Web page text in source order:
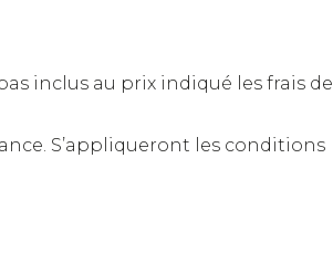
inclus au prix indiqué les frais de
S’appliqueront les conditions